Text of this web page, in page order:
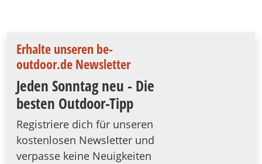
Erhalte unseren be-
outdoor.de Newsletter
Jeden Sonntag neu - Die
besten Outdoor-Tipp
Registriere dich für unseren
kostenlosen Newsletter und
verpasse keine Neuigkeiten